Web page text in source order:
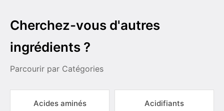
Cherchez-vous d'autres
ingrédients ?
Parcourir par Catégories
Acides aminés Acidifiants